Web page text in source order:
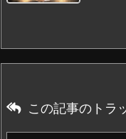
この記事のトラ